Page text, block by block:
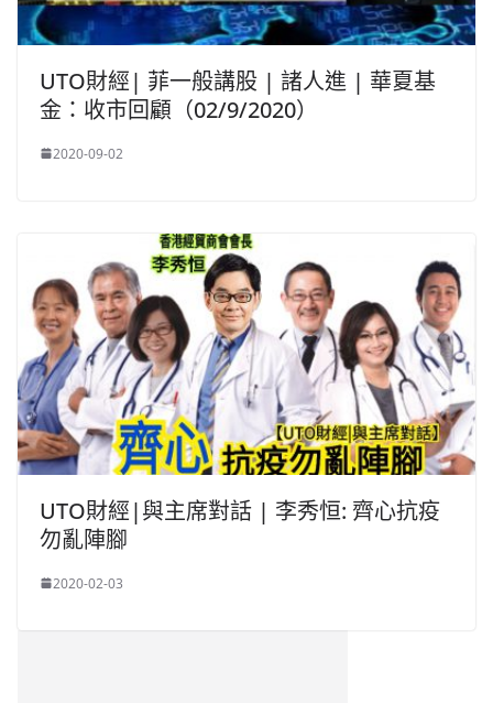
UTO財經| 菲一般講股 | 諸人進 | 華夏基
金：收市回顧（02/9/2020）
2020-09-02
UTO財經|與主席對話 | 李秀恒: 齊心抗疫
勿亂陣腳
2020-02-03